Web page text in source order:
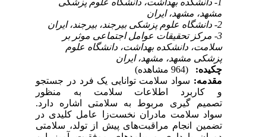
مشهد، مشهد، ایران
3- مرکز تحقیقات عوامل اجتماعی موثر بر
سلامت، دانشکده بهداشت، دانشگاه علوم
پزشکی مشهد، مشهد، ایران
چکیده:
مقدمه:سواد سلامت توانایی یک فرد در جستجو
و کاربرد اطلاعات سلامت به منظور
تصمیم گیری مربوط به سلامتی اشاره دارد.
سواد سلامت مادران نخست‌زا عامل کلیدی در
تضمین انجام مراقبت‌های پیش از تولد، سلامتی